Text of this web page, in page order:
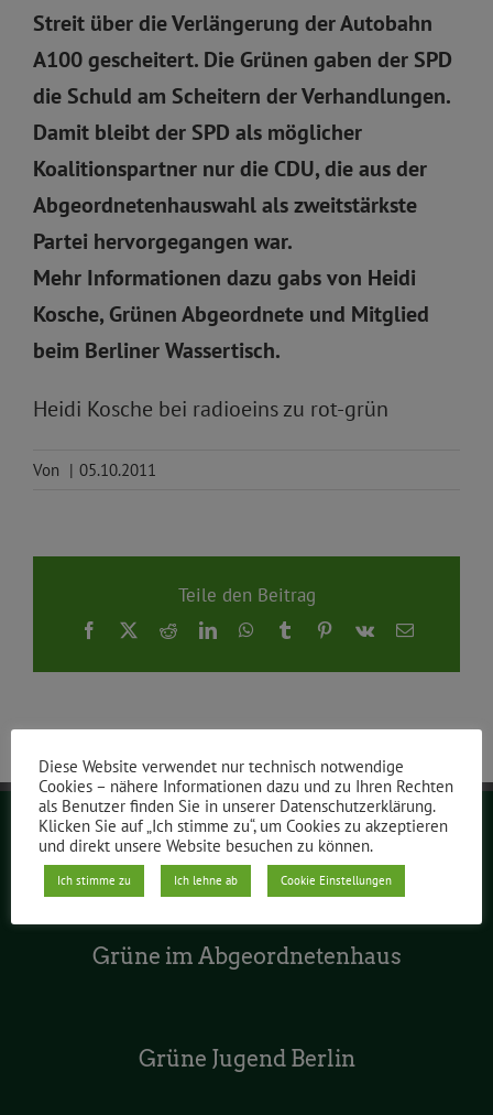
Streit über die Verlängerung der Autobahn
A100 gescheitert. Die Grünen gaben der SPD
die Schuld am Scheitern der Verhandlungen.
Damit bleibt der SPD als möglicher
Koalitionspartner nur die CDU, die aus der
Abgeordnetenhauswahl als zweitstärkste
Partei hervorgegangen war.
Mehr Informationen dazu gabs von Heidi
Kosche, Grünen Abgeordnete und Mitglied
beim Berliner Wassertisch.
Heidi Kosche bei radioeins zu rot-grün
Von | 05.10.2011
Teile den Beitrag
Facebook
X RedditLinkedInWhatsApp
TumblrPinterest
Vk
E-
Grüne Berlin
Grüne im Abgeordnetenhaus
Grüne Jugend Berlin
Diese Website verwendet nur technisch notwendige
Cookies – nähere Informationen dazu und zu Ihren Rechten
als Benutzer finden Sie in unserer Datenschutzerklärung.
Klicken Sie auf „Ich stimme zu“, um Cookies zu akzeptieren
und direkt unsere Website besuchen zu können.
Ich stimme zu Ich lehne ab Cookie Einstellungen